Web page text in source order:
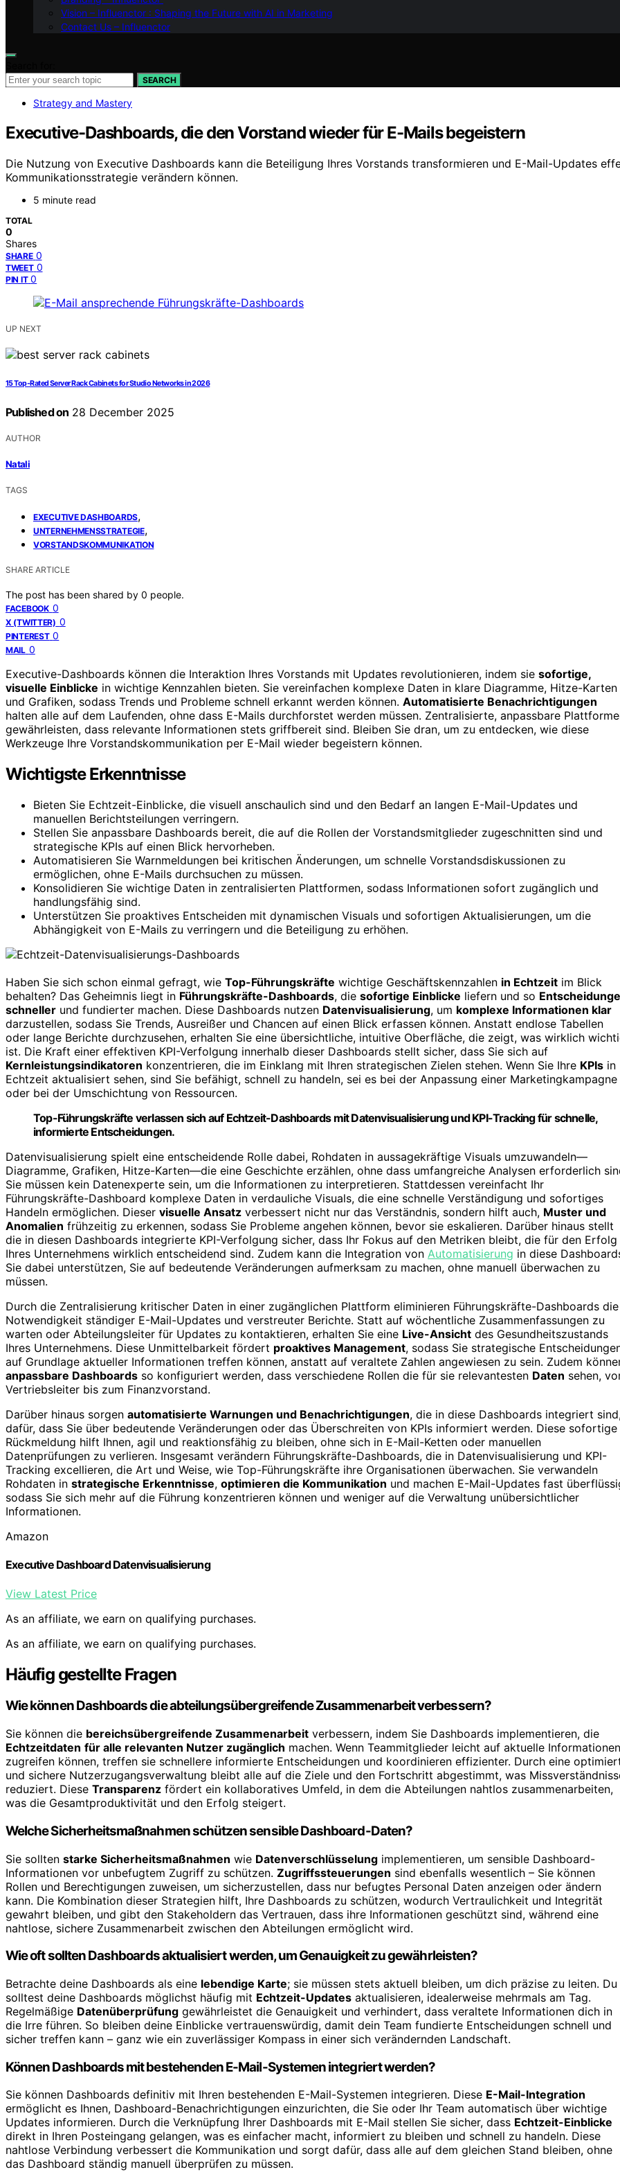
Vision – Influenctor : Shaping the Future with AI in Marketing
Contact Us – Influenctor
SEARCH
Strategy and Mastery
Executive-Dashboards, die den Vorstand wieder für E-Mails begeistern
Die Nutzung von Executive Dashboards kann die Beteiligung Ihres Vorstands transformieren und E-Mail-Updates
Kommunikationsstrategie verändern können.
5 minute read
TOTAL
0
Shares
SHARE 0
TWEET 0
PIN IT 0
UP NEXT
15 Top-Rated Server Rack Cabinets for Studio Networks in 2026
Published on 28 December 2025
AUTHOR
Natali
TAGS
EXECUTIVE DASHBOARDS,
UNTERNEHMENSSTRATEGIE,
VORSTANDSKOMMUNIKATION
SHARE ARTICLE
The post has been shared by 0 people.
FACEBOOK 0
X (TWITTER) 0
PINTEREST 0
MAIL 0
Executive-Dashboards können die Interaktion Ihres Vorstands mit Updates revolutionieren, indem sie sofortige,
visuelle Einblicke in wichtige Kennzahlen bieten. Sie vereinfachen komplexe Daten in klare Diagramme, Hitze-Karten
und Grafiken, sodass Trends und Probleme schnell erkannt werden können. Automatisierte Benachrichtigungen
halten alle auf dem Laufenden, ohne dass E-Mails durchforstet werden müssen. Zentralisierte, anpassbare
gewährleisten, dass relevante Informationen stets griffbereit sind. Bleiben Sie dran, um zu entdecken, wie diese
Werkzeuge Ihre Vorstandskommunikation per E-Mail wieder begeistern können.
Wichtigste Erkenntnisse
Bieten Sie Echtzeit-Einblicke, die visuell anschaulich sind und den Bedarf an langen E-Mail-Updates und
manuellen Berichtsteilungen verringern.
Stellen Sie anpassbare Dashboards bereit, die auf die Rollen der Vorstandsmitglieder zugeschnitten sind und
strategische KPIs auf einen Blick hervorheben.
Automatisieren Sie Warnmeldungen bei kritischen Änderungen, um schnelle Vorstandsdiskussionen zu
ermöglichen, ohne E-Mails durchsuchen zu müssen.
Konsolidieren Sie wichtige Daten in zentralisierten Plattformen, sodass Informationen sofort zugänglich und
handlungsfähig sind.
Unterstützen Sie proaktives Entscheiden mit dynamischen Visuals und sofortigen Aktualisierungen, um die
Abhängigkeit von E-Mails zu verringern und die Beteiligung zu erhöhen.
Haben Sie sich schon einmal gefragt, wie Top-Führungskräfte wichtige Geschäftskennzahlen in Echtzeit im Blick
behalten? Das Geheimnis liegt in Führungskräfte-Dashboards, die sofortige Einblicke liefern und so
schneller und fundierter machen. Diese Dashboards nutzen Datenvisualisierung, um komplexe Informationen klar
darzustellen, sodass Sie Trends, Ausreißer und Chancen auf einen Blick erfassen können. Anstatt endlose Tabellen
oder lange Berichte durchzusehen, erhalten Sie eine übersichtliche, intuitive Oberfläche, die zeigt, was wirklich
ist. Die Kraft einer effektiven KPI-Verfolgung innerhalb dieser Dashboards stellt sicher, dass Sie sich auf
Kernleistungsindikatoren konzentrieren, die im Einklang mit Ihren strategischen Zielen stehen. Wenn Sie Ihre KPIs in
Echtzeit aktualisiert sehen, sind Sie befähigt, schnell zu handeln, sei es bei der Anpassung einer Marketingkampagne
oder bei der Umschichtung von Ressourcen.
Top-Führungskräfte verlassen sich auf Echtzeit-Dashboards mit Datenvisualisierung und KPI-Tracking für schnelle,
informierte Entscheidungen.
Datenvisualisierung spielt eine entscheidende Rolle dabei, Rohdaten in aussagekräftige Visuals umzuwandeln—
Diagramme, Grafiken, Hitze-Karten—die eine Geschichte erzählen, ohne dass umfangreiche Analysen erforderlich
Sie müssen kein Datenexperte sein, um die Informationen zu interpretieren. Stattdessen vereinfacht Ihr
Führungskräfte-Dashboard komplexe Daten in verdauliche Visuals, die eine schnelle Verständigung und sofortiges
Handeln ermöglichen. Dieser visuelle Ansatz verbessert nicht nur das Verständnis, sondern hilft auch, Muster und
Anomalien frühzeitig zu erkennen, sodass Sie Probleme angehen können, bevor sie eskalieren. Darüber hinaus stellt
die in diesen Dashboards integrierte KPI-Verfolgung sicher, dass Ihr Fokus auf den Metriken bleibt, die für den Erfolg
Ihres Unternehmens wirklich entscheidend sind. Zudem kann die Integration von Automatisierung in diese
Sie dabei unterstützen, Sie auf bedeutende Veränderungen aufmerksam zu machen, ohne manuell überwachen zu
müssen.
Durch die Zentralisierung kritischer Daten in einer zugänglichen Plattform eliminieren Führungskräfte-Dashboards die
Notwendigkeit ständiger E-Mail-Updates und verstreuter Berichte. Statt auf wöchentliche Zusammenfassungen zu
warten oder Abteilungsleiter für Updates zu kontaktieren, erhalten Sie eine Live-Ansicht des Gesundheitszustands
Ihres Unternehmens. Diese Unmittelbarkeit fördert proaktives Management, sodass Sie strategische
auf Grundlage aktueller Informationen treffen können, anstatt auf veraltete Zahlen angewiesen zu sein. Zudem
anpassbare Dashboards so konfiguriert werden, dass verschiedene Rollen die für sie relevantesten Daten sehen,
Vertriebsleiter bis zum Finanzvorstand.
Darüber hinaus sorgen automatisierte Warnungen und Benachrichtigungen, die in diese Dashboards integriert
dafür, dass Sie über bedeutende Veränderungen oder das Überschreiten von KPIs informiert werden. Diese sofortige
Rückmeldung hilft Ihnen, agil und reaktionsfähig zu bleiben, ohne sich in E-Mail-Ketten oder manuellen
Datenprüfungen zu verlieren. Insgesamt verändern Führungskräfte-Dashboards, die in Datenvisualisierung und KPI-
Tracking excellieren, die Art und Weise, wie Top-Führungskräfte ihre Organisationen überwachen. Sie verwandeln
Rohdaten in strategische Erkenntnisse, optimieren die Kommunikation und machen E-Mail-Updates fast
sodass Sie sich mehr auf die Führung konzentrieren können und weniger auf die Verwaltung unübersichtlicher
Informationen.
Amazon
Executive Dashboard Datenvisualisierung
View Latest Price
As an affiliate, we earn on qualifying purchases.
As an affiliate, we earn on qualifying purchases.
Häufig gestellte Fragen
Wie können Dashboards die abteilungsübergreifende Zusammenarbeit verbessern?
Sie können die bereichsübergreifende Zusammenarbeit verbessern, indem Sie Dashboards implementieren, die
Echtzeitdaten für alle relevanten Nutzer zugänglich machen. Wenn Teammitglieder leicht auf aktuelle Informationen
zugreifen können, treffen sie schnellere informierte Entscheidungen und koordinieren effizienter. Durch eine
und sichere Nutzerzugangsverwaltung bleibt alle auf die Ziele und den Fortschritt abgestimmt, was
reduziert. Diese Transparenz fördert ein kollaboratives Umfeld, in dem die Abteilungen nahtlos zusammenarbeiten,
was die Gesamtproduktivität und den Erfolg steigert.
Welche Sicherheitsmaßnahmen schützen sensible Dashboard-Daten?
Sie sollten starke Sicherheitsmaßnahmen wie Datenverschlüsselung implementieren, um sensible Dashboard-
Informationen vor unbefugtem Zugriff zu schützen. Zugriffssteuerungen sind ebenfalls wesentlich – Sie können
Rollen und Berechtigungen zuweisen, um sicherzustellen, dass nur befugtes Personal Daten anzeigen oder ändern
kann. Die Kombination dieser Strategien hilft, Ihre Dashboards zu schützen, wodurch Vertraulichkeit und Integrität
gewahrt bleiben, und gibt den Stakeholdern das Vertrauen, dass ihre Informationen geschützt sind, während eine
nahtlose, sichere Zusammenarbeit zwischen den Abteilungen ermöglicht wird.
Wie oft sollten Dashboards aktualisiert werden, um Genauigkeit zu gewährleisten?
Betrachte deine Dashboards als eine lebendige Karte; sie müssen stets aktuell bleiben, um dich präzise zu leiten. Du
solltest deine Dashboards möglichst häufig mit Echtzeit-Updates aktualisieren, idealerweise mehrmals am Tag.
Regelmäßige Datenüberprüfung gewährleistet die Genauigkeit und verhindert, dass veraltete Informationen dich in
die Irre führen. So bleiben deine Einblicke vertrauenswürdig, damit dein Team fundierte Entscheidungen schnell und
sicher treffen kann – ganz wie ein zuverlässiger Kompass in einer sich verändernden Landschaft.
Können Dashboards mit bestehenden E-Mail-Systemen integriert werden?
Sie können Dashboards definitiv mit Ihren bestehenden E-Mail-Systemen integrieren. Diese E-Mail-Integration
ermöglicht es Ihnen, Dashboard-Benachrichtigungen einzurichten, die Sie oder Ihr Team automatisch über wichtige
Updates informieren. Durch die Verknüpfung Ihrer Dashboards mit E-Mail stellen Sie sicher, dass Echtzeit-Einblicke
direkt in Ihren Posteingang gelangen, was es einfacher macht, informiert zu bleiben und schnell zu handeln. Diese
nahtlose Verbindung verbessert die Kommunikation und sorgt dafür, dass alle auf dem gleichen Stand bleiben, ohne
das Dashboard ständig manuell überprüfen zu müssen.